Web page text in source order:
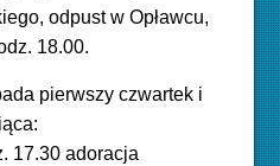
odpust w Opławcu,
18.00.
pierwszy czwartek i
17.30 adoracja